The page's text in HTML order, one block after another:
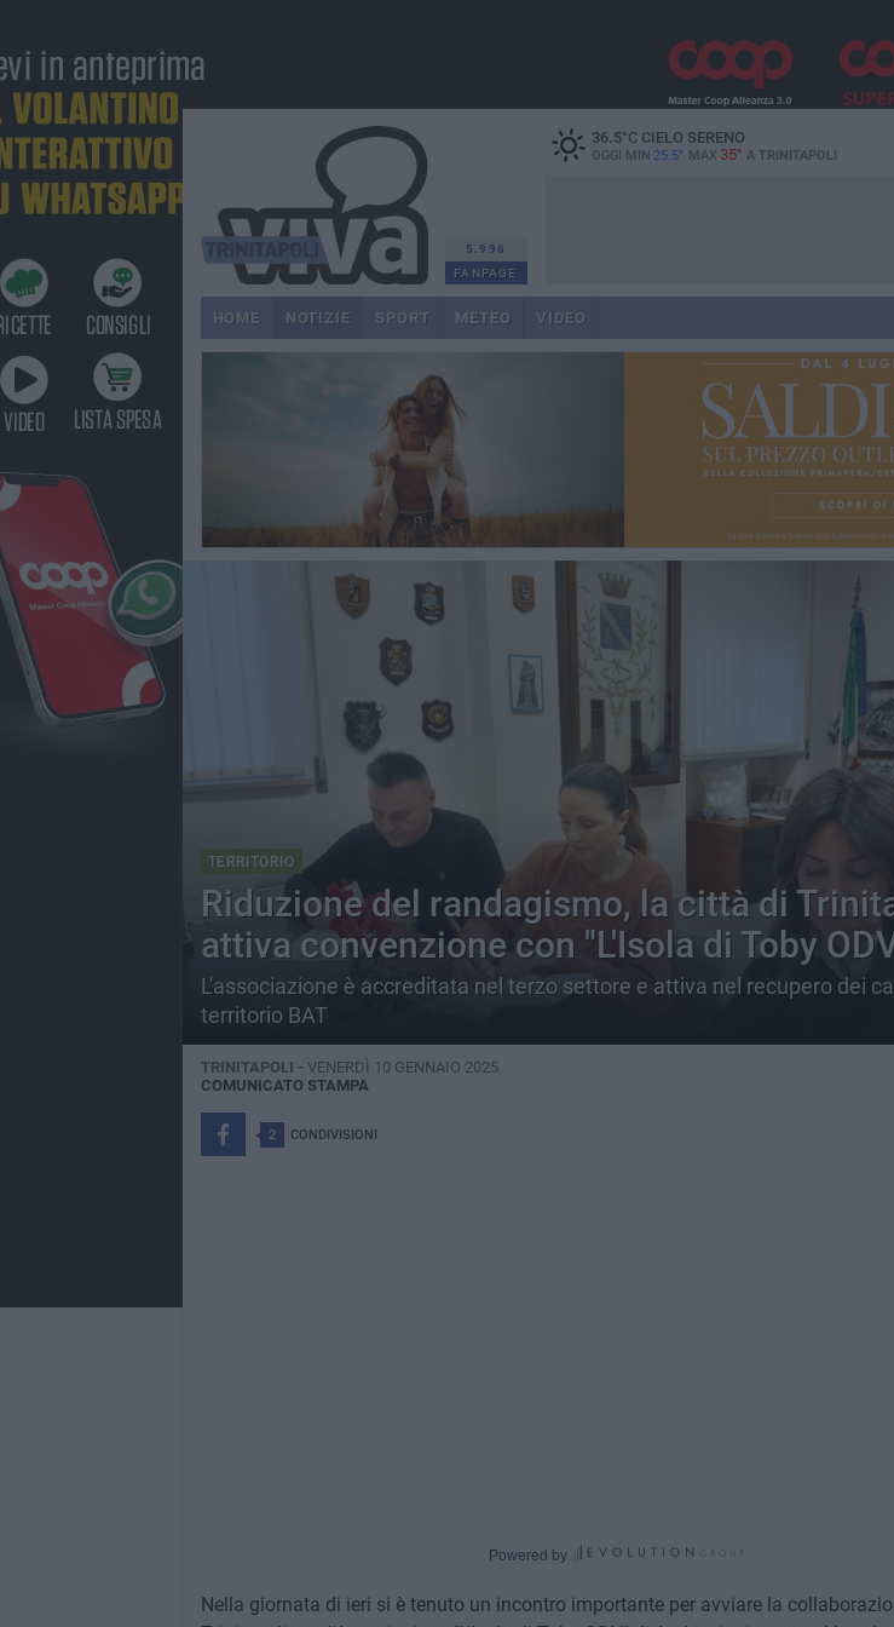
5.996
FANPAGE
36.5°CCIELO SERENO
OGGI MIN 25.5° MAX 35° A TRINITAPOLI
HOME NOTIZIE SPORT METEO VIDEO
TERRITORIO
Riduzione del randagismo, la città di
attiva convenzione con "L'Isola di Toby
L'associazione è accreditata nel terzo settore e attiva nel recupero dei
territorio BAT
TRINITAPOLI - VENERDÌ 10 GENNAIO 2025
COMUNICATO STAMPA
2 CONDIVISIONI
Powered by
Nella giornata di ieri si è tenuto un incontro importante per avviare la